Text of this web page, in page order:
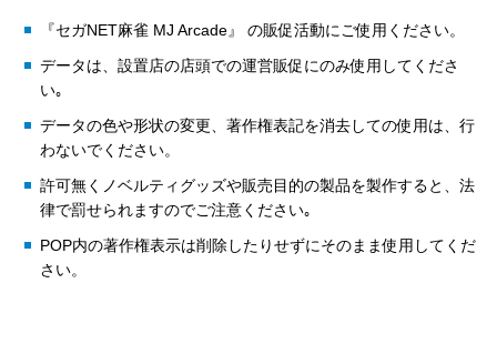
『セガNET麻雀 MJ Arcade』 の販促活動にご使用ください。
データは、設置店の店頭での運営販促にのみ使用してくださ
い｡
データの色や形状の変更、著作権表記を消去しての使用は、行
わないでください。
許可無くノベルティグッズや販売目的の製品を製作すると、法
律で罰せられますのでご注意ください｡
POP内の著作権表示は削除したりせずにそのまま使用してくだ
さい。